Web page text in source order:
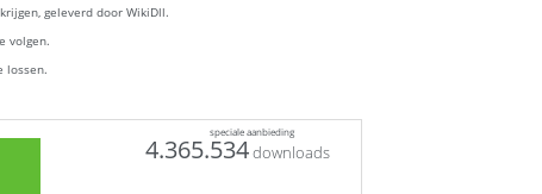
geleverd door WikiDll.
volgen.
lossen.
speciale aanbieding
4.365.534downloads